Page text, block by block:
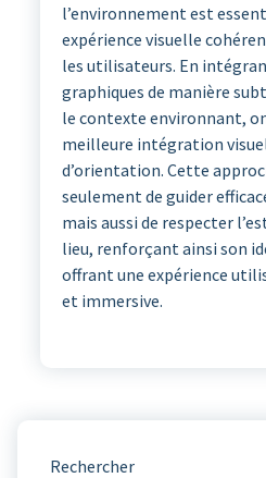
l’environnement est
expérience visuelle
les utilisateurs. En
graphiques de manière
le contexte environnant,
meilleure intégration
d’orientation. Cette
seulement de guider
mais aussi de respecter
lieu, renforçant ainsi son
offrant une expérience
et immersive.
Rechercher